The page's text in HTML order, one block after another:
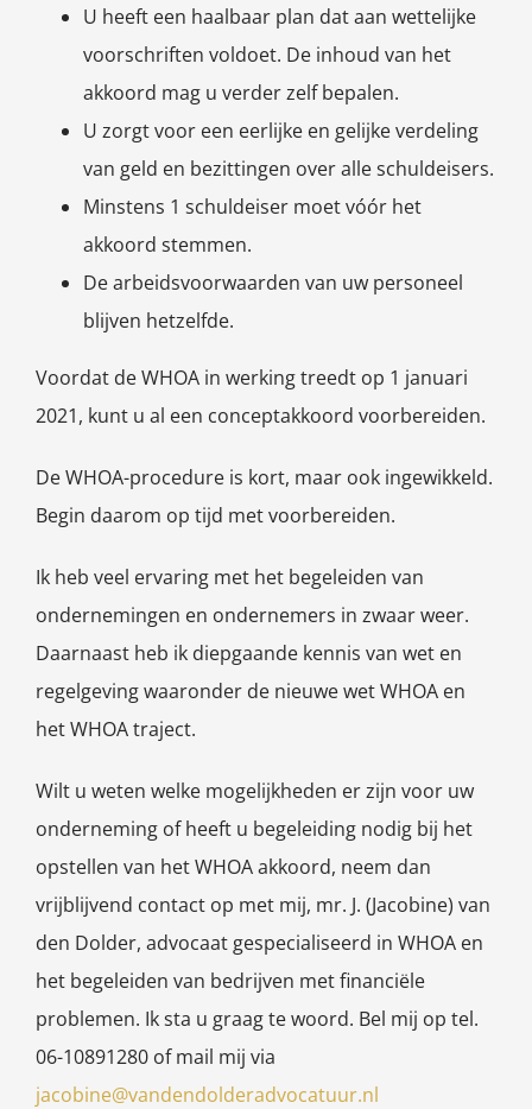
U heeft een haalbaar plan dat aan wettelijke
voorschriften voldoet. De inhoud van het
akkoord mag u verder zelf bepalen.
U zorgt voor een eerlijke en gelijke verdeling
van geld en bezittingen over alle schuldeisers.
Minstens 1 schuldeiser moet vóór het
akkoord stemmen.
De arbeidsvoorwaarden van uw personeel
blijven hetzelfde.
Voordat de WHOA in werking treedt op 1 januari
2021, kunt u al een conceptakkoord voorbereiden.
De WHOA-procedure is kort, maar ook ingewikkeld.
Begin daarom op tijd met voorbereiden.
Ik heb veel ervaring met het begeleiden van
ondernemingen en ondernemers in zwaar weer.
Daarnaast heb ik diepgaande kennis van wet en
regelgeving waaronder de nieuwe wet WHOA en
het WHOA traject.
Wilt u weten welke mogelijkheden er zijn voor uw
onderneming of heeft u begeleiding nodig bij het
opstellen van het WHOA akkoord, neem dan
vrijblijvend contact op met mij, mr. J. (Jacobine) van
den Dolder, advocaat gespecialiseerd in WHOA en
het begeleiden van bedrijven met financiële
problemen. Ik sta u graag te woord. Bel mij op tel.
06-10891280 of mail mij via
jacobine@vandendolderadvocatuur.nl